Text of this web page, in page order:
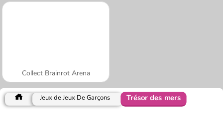
Collect Brainrot Arena
Jeux de Jeux De Garçons Trésor des mers